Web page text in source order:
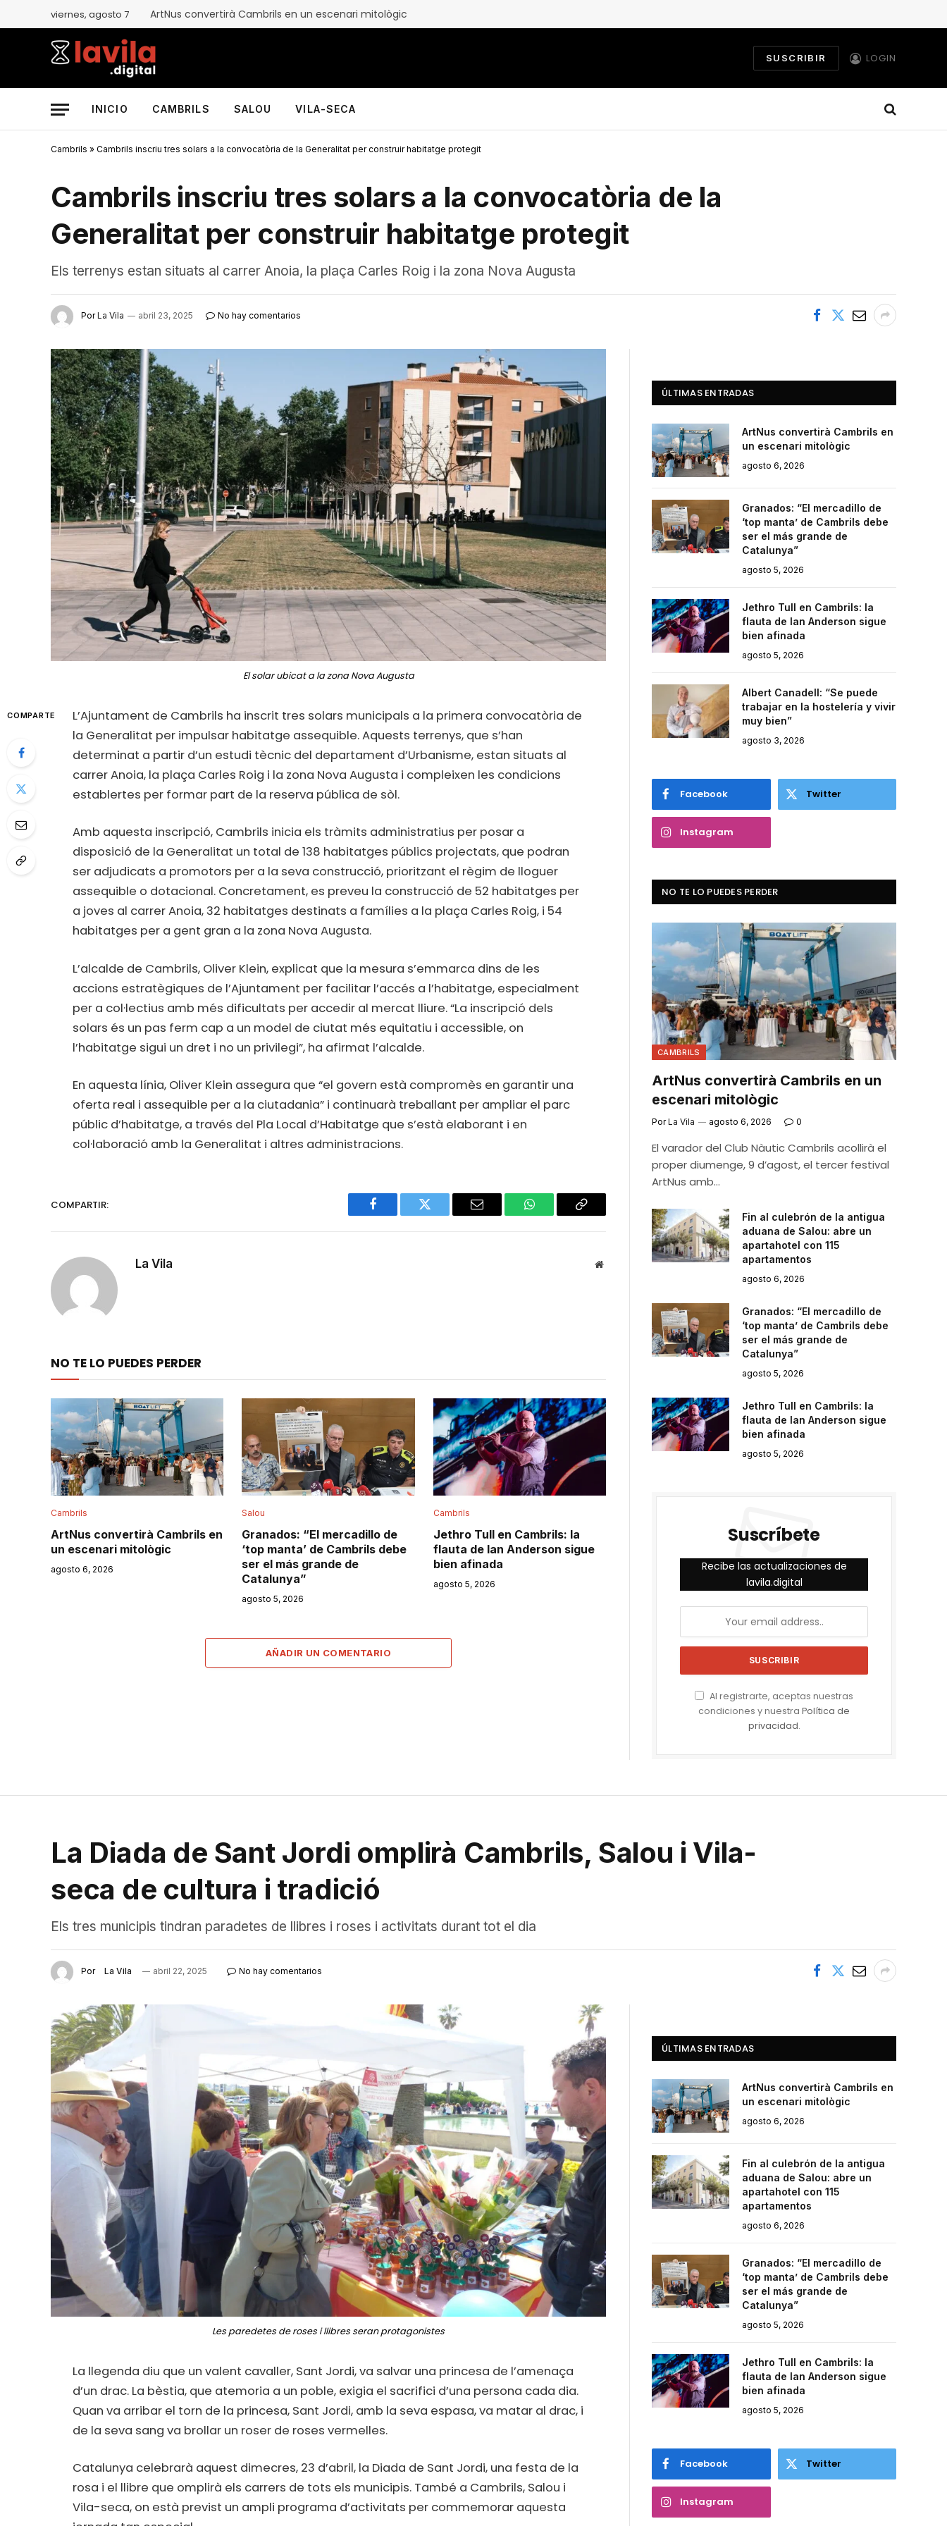
viernes, agosto 7
SUSCRIBIR LOGIN
INICIO CAMBRILS SALOU VILA-SECA
Cambrils » Cambrils inscriu tres solars a la convocatòria de la Generalitat per construir habitatge protegit
Cambrils inscriu tres solars a la convocatòria de la
Generalitat per construir habitatge protegit
Els terrenys estan situats al carrer Anoia, la plaça Carles Roig i la zona Nova Augusta
Por La Vila abril 23, 2025 No hay comentarios
El solar ubicat a la zona Nova Augusta
COMPARTE
L’Ajuntament de Cambrils ha inscrit tres solars municipals a la primera convocatòria de
la Generalitat per impulsar habitatge assequible. Aquests terrenys, que s’han
determinat a partir d’un estudi tècnic del departament d’Urbanisme, estan situats al
carrer Anoia, la plaça Carles Roig i la zona Nova Augusta i compleixen les condicions
establertes per formar part de la reserva pública de sòl.
Amb aquesta inscripció, Cambrils inicia els tràmits administratius per posar a
disposició de la Generalitat un total de 138 habitatges públics projectats, que podran
ser adjudicats a promotors per a la seva construcció, prioritzant el règim de lloguer
assequible o dotacional. Concretament, es preveu la construcció de 52 habitatges per
a joves al carrer Anoia, 32 habitatges destinats a famílies a la plaça Carles Roig, i 54
habitatges per a gent gran a la zona Nova Augusta.
L’alcalde de Cambrils, Oliver Klein, explicat que la mesura s’emmarca dins de les
accions estratègiques de l’Ajuntament per facilitar l’accés a l’habitatge, especialment
per a col·lectius amb més dificultats per accedir al mercat lliure. “La inscripció dels
solars és un pas ferm cap a un model de ciutat més equitatiu i accessible, on
l’habitatge sigui un dret i no un privilegi”, ha afirmat l’alcalde.
En aquesta línia, Oliver Klein assegura que “el govern està compromès en garantir una
oferta real i assequible per a la ciutadania” i continuarà treballant per ampliar el parc
públic d’habitatge, a través del Pla Local d’Habitatge que s’està elaborant i en
col·laboració amb la Generalitat i altres administracions.
COMPARTIR:
Facebook Twitter Email WhatsAppCopy
La Vila Website
NO TE LO PUEDES PERDER
Cambrils
ArtNus convertirà Cambrils en
un escenari mitològic
agosto 6, 2026
Salou
Granados: “El mercadillo de
‘top manta’ de Cambrils debe
ser el más grande de
Catalunya”
agosto 5, 2026
Cambrils
Jethro Tull en Cambrils: la
flauta de Ian Anderson sigue
bien afinada
agosto 5, 2026
AÑADIR UN COMENTARIO
ÚLTIMAS ENTRADAS
ArtNus convertirà Cambrils en
un escenari mitològic
agosto 6, 2026
Granados: “El mercadillo de
‘top manta’ de Cambrils debe
ser el más grande de
Catalunya”
agosto 5, 2026
Jethro Tull en Cambrils: la
flauta de Ian Anderson sigue
bien afinada
agosto 5, 2026
Albert Canadell: “Se puede
trabajar en la hostelería y vivir
muy bien”
agosto 3, 2026
Facebook Twitter
Instagram
NO TE LO PUEDES PERDER
CAMBRILS
ArtNus convertirà Cambrils en un
escenari mitològic
Por La Vila agosto 6, 2026 0
El varador del Club Nàutic Cambrils acollirà el
proper diumenge, 9 d’agost, el tercer festival
ArtNus amb…
Fin al culebrón de la antigua
aduana de Salou: abre un
apartahotel con 115
apartamentos
agosto 6, 2026
Granados: “El mercadillo de
‘top manta’ de Cambrils debe
ser el más grande de
Catalunya”
agosto 5, 2026
Jethro Tull en Cambrils: la
flauta de Ian Anderson sigue
bien afinada
agosto 5, 2026
Suscríbete
Recibe las actualizaciones de
lavila.digital
Al registrarte, aceptas nuestras
condiciones y nuestra Política de
privacidad.
La Diada de Sant Jordi omplirà Cambrils, Salou i Vila-
seca de cultura i tradició
Els tres municipis tindran paradetes de llibres i roses i activitats durant tot el dia
Por La Vila abril 22, 2025 No hay comentarios
Les paredetes de roses i llibres seran protagonistes
La llegenda diu que un valent cavaller, Sant Jordi, va salvar una princesa de l’amenaça
d’un drac. La bèstia, que atemoria a un poble, exigia el sacrifici d’una persona cada dia.
Quan va arribar el torn de la princesa, Sant Jordi, amb la seva espasa, va matar al drac, i
de la seva sang va brollar un roser de roses vermelles.
Catalunya celebrarà aquest dimecres, 23 d’abril, la Diada de Sant Jordi, una festa de la
rosa i el llibre que omplirà els carrers de tots els municipis. També a Cambrils, Salou i
Vila-seca, on està previst un ampli programa d’activitats per commemorar aquesta
ÚLTIMAS ENTRADAS
ArtNus convertirà Cambrils en
un escenari mitològic
agosto 6, 2026
Fin al culebrón de la antigua
aduana de Salou: abre un
apartahotel con 115
apartamentos
agosto 6, 2026
Granados: “El mercadillo de
‘top manta’ de Cambrils debe
ser el más grande de
Catalunya”
agosto 5, 2026
Jethro Tull en Cambrils: la
flauta de Ian Anderson sigue
bien afinada
agosto 5, 2026
Facebook Twitter
Instagram